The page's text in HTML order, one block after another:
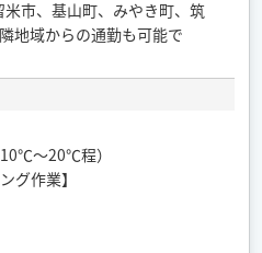
市、基山町、みやき町、筑
地域からの通勤も可能で
～20℃程）
グ作業】